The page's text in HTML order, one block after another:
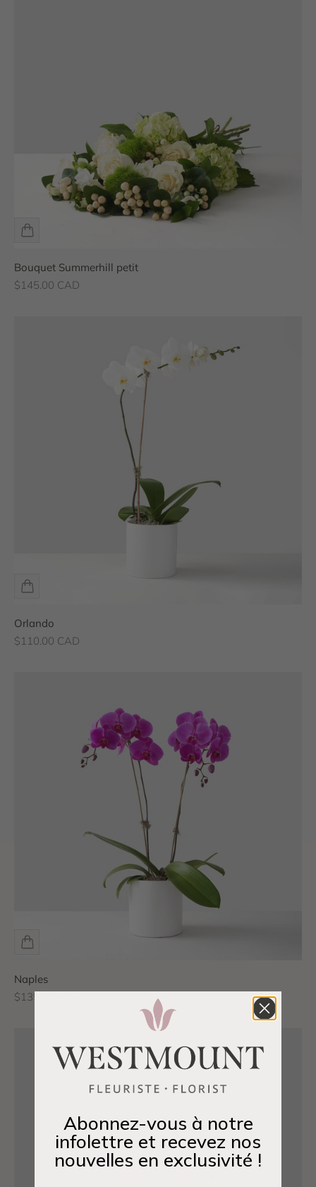
Bouquet Summerhill petit
Prix de vente
$145.00 CAD
Orlando
Prix de vente
$110.00 CAD
Naples
Prix de vente
$135.00 CAD
Abonnez-vous à notre
infolettre et recevez nos
nouvelles en exclusivité !